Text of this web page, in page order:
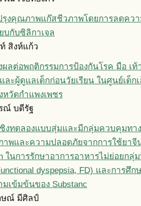
รุงคุณภาพแก๊สชีวภาพโดยการลดคว
บกับซิลิกาเจล
สิงห์แก้ว
ผลต่อพฤติกรรมการป้องกันโรค มือ เท้
ละผู้ดูแลเด็กก่อนวัยเรียน ในศูนย์เด็ก
หวัดกำแพงเพชร
ณ์ บดีรัฐ
ชิงทดลองแบบสุ่มและมีกลุ่มควบคุมทา
าพและความปลอดภัยจากการใช้ยาจี
ในการรักษาอาการอาหารไม่ย่อยกลุ่
dyspepsia, FD) และการศึ
เข้มข้นของ Substanc
ษณ์ มีศิลป์